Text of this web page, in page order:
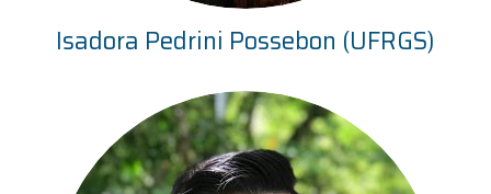
Isadora Pedrini Possebon (UFRGS)